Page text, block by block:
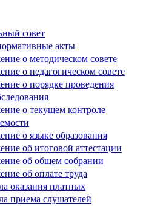
совет
акты
о методическом совете
о педагогическом совете
о порядке проведения
о текущем контроле
о языке образования
об итоговой аттестации
об общем собрании
об оплате труда
оказания платных
приема слушателей